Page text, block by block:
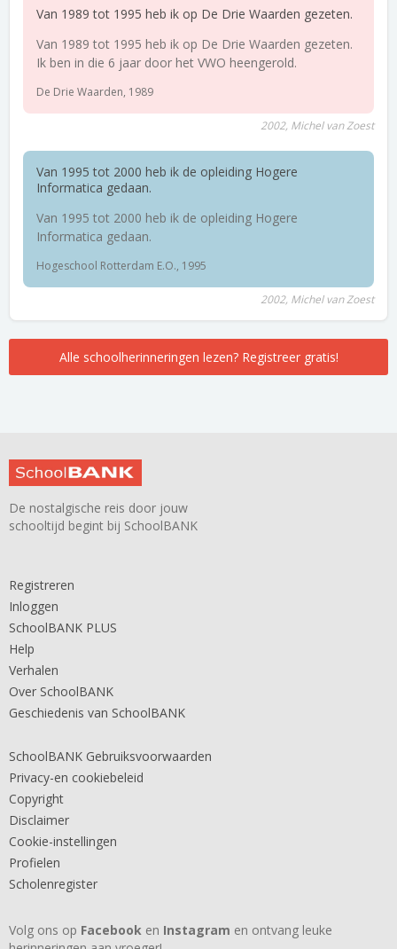
Van 1989 tot 1995 heb ik op De Drie Waarden gezeten.
Van 1989 tot 1995 heb ik op De Drie Waarden gezeten.
Ik ben in die 6 jaar door het VWO heengerold.
De Drie Waarden, 1989
2002, Michel van Zoest
Van 1995 tot 2000 heb ik de opleiding Hogere
Informatica gedaan.
Van 1995 tot 2000 heb ik de opleiding Hogere
Informatica gedaan.
Hogeschool Rotterdam E.O., 1995
2002, Michel van Zoest
Alle schoolherinneringen lezen? Registreer gratis!
De nostalgische reis door jouw
schooltijd begint bij SchoolBANK
Registreren
Inloggen
SchoolBANK PLUS
Help
Verhalen
Over SchoolBANK
Geschiedenis van SchoolBANK
SchoolBANK Gebruiksvoorwaarden
Privacy-en cookiebeleid
Copyright
Disclaimer
Cookie-instellingen
Profielen
Scholenregister
Volg ons op Facebook en Instagram en ontvang leuke